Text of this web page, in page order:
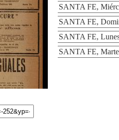
SANTA FE,
SANTA FE,
SANTA FE,
SANTA FE,